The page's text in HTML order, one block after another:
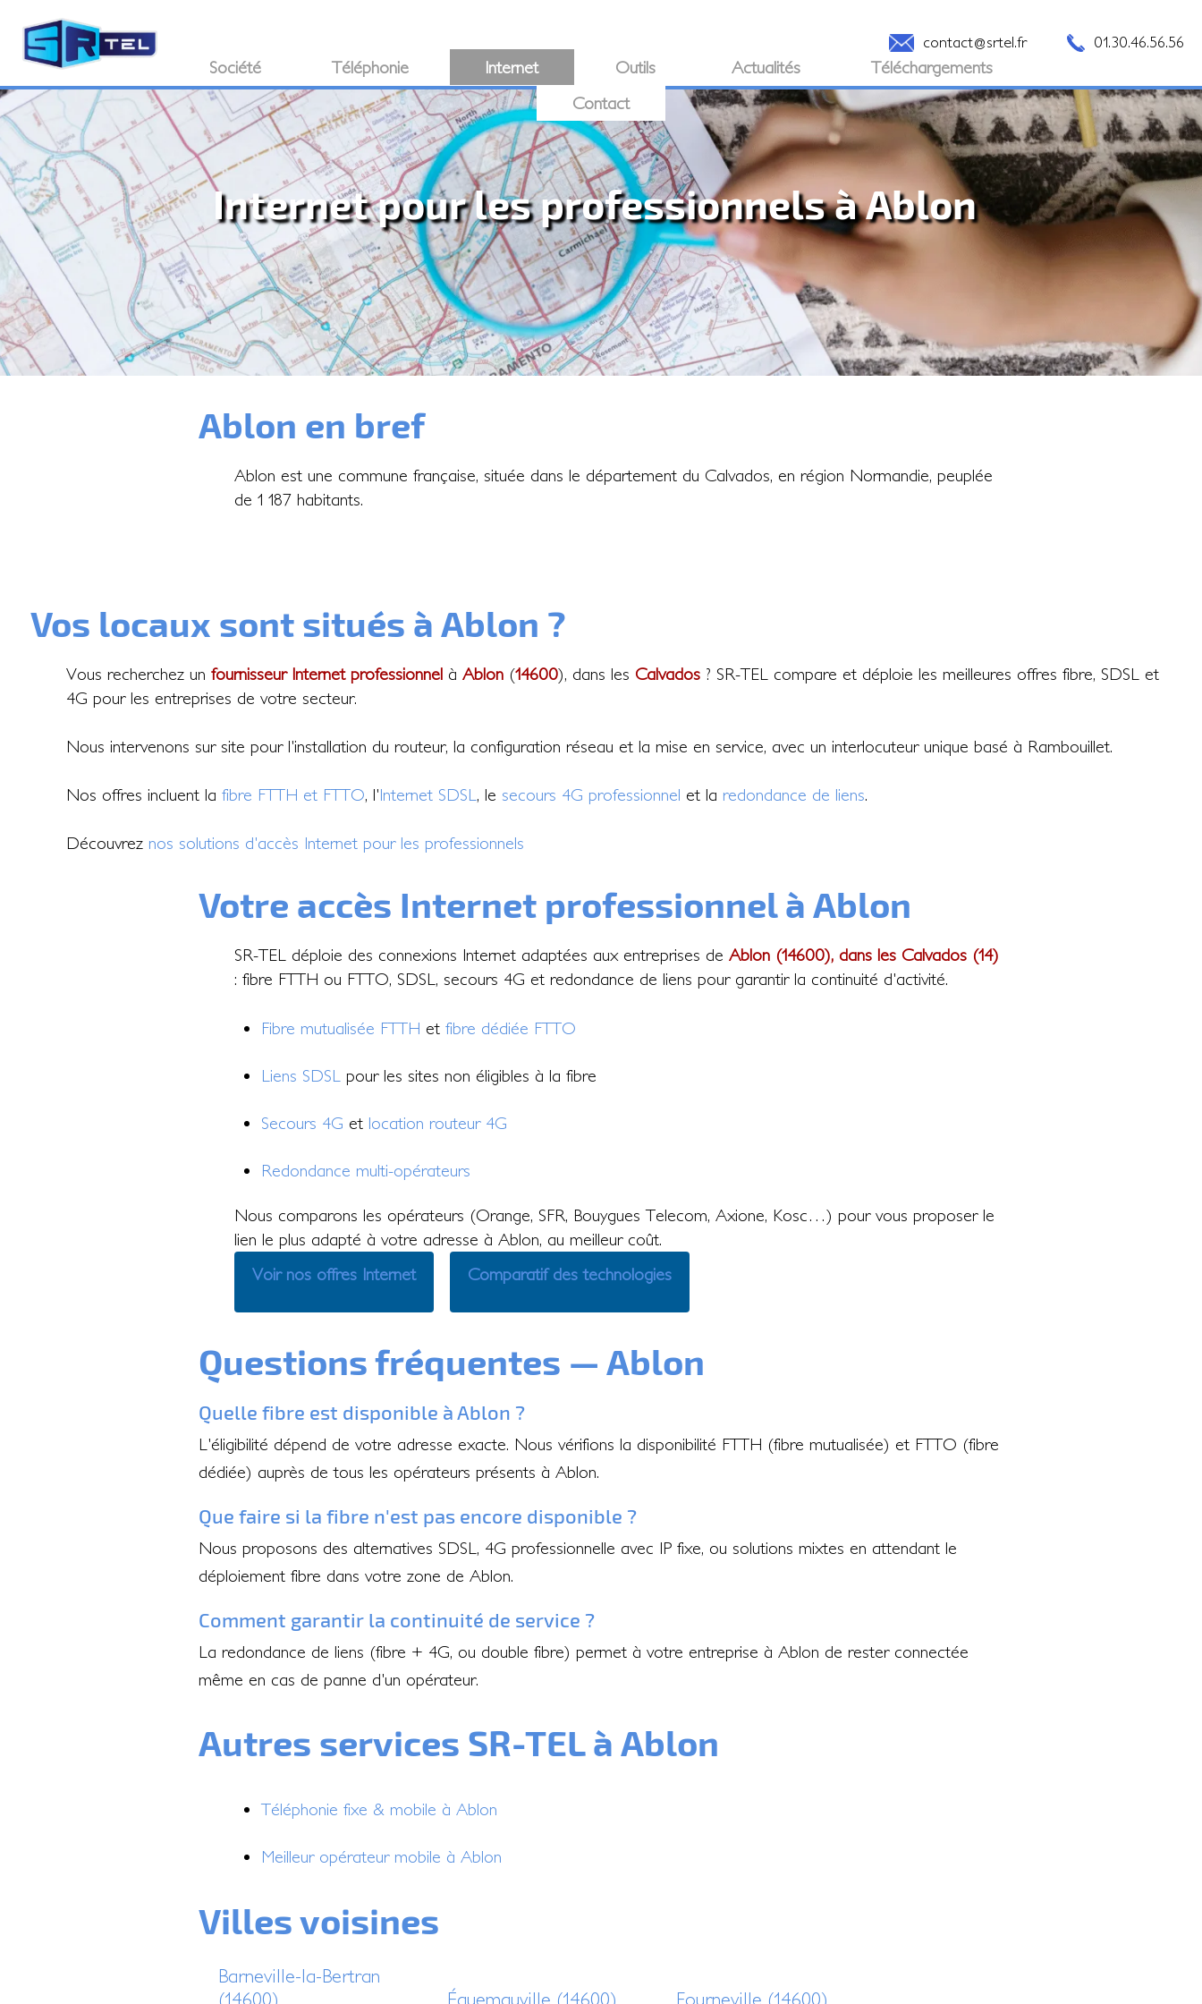
contact@srtel.fr 01.30.46.56.56
Société Téléphonie Internet Outils Actualités
Téléchargements
Contact
Internet pour les professionnels à Ablon
Ablon en bref
Ablon est une commune française, située dans le département du Calvados, en région Normandie, peuplée
de 1 187 habitants.
Vos locaux sont situés à Ablon ?
Vous recherchez un fournisseur Internet professionnelà Ablon(14600), dans les Calvados? SR-TEL compare et déploie les meilleures offres fibre, SDSL et
4G pour les entreprises de votre secteur.
Nous intervenons sur site pour l'installation du routeur, la configuration réseau et la mise en service, avec un interlocuteur unique basé à Rambouillet.
Nos offres incluent la fibre FTTH et FTTO, l'Internet SDSL , le secours 4G professionnel et la redondance de liens.
Découvrez nos solutions d'accès Internet pour les professionnels
Votre accès Internet professionnel à Ablon
SR-TEL déploie des connexions Internet adaptées aux entreprises de Ablon (14600), dans les Calvados (14)
: fibre FTTH ou FTTO, SDSL, secours 4G et redondance de liens pour garantir la continuité d'activité.
Fibre mutualisée FTTH et fibre dédiée FTTO
Liens SDSL pour les sites non éligibles à la fibre
Secours 4G et location routeur 4G
Redondance multi-opérateurs
Nous comparons les opérateurs (Orange, SFR, Bouygues Telecom, Axione, Kosc…) pour vous proposer le
lien le plus adapté à votre adresse à Ablon, au meilleur coût.
Voir nos offres Internet
Comparatif des technologies
Questions fréquentes — Ablon
Quelle fibre est disponible à Ablon ?
L'éligibilité dépend de votre adresse exacte. Nous vérifions la disponibilité FTTH (fibre mutualisée) et FTTO (fibre
dédiée) auprès de tous les opérateurs présents à Ablon.
Que faire si la fibre n'est pas encore disponible ?
Nous proposons des alternatives SDSL, 4G professionnelle avec IP fixe, ou solutions mixtes en attendant le
déploiement fibre dans votre zone de Ablon.
Comment garantir la continuité de service ?
La redondance de liens (fibre + 4G, ou double fibre) permet à votre entreprise à Ablon de rester connectée
même en cas de panne d'un opérateur.
Autres services SR-TEL à Ablon
Téléphonie fixe & mobile à Ablon
Meilleur opérateur mobile à Ablon
Villes voisines
Barneville-la-Bertran
(14600)
Équemauville (14600) Fourneville (14600)